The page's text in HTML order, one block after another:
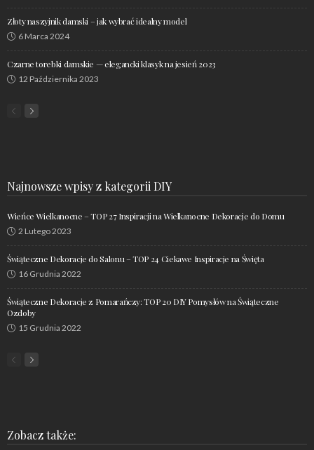
Złoty naszyjnik damski – jak wybrać idealny model
6 Marca 2024
Czarne torebki damskie — elegancki klasyk na jesień 2023
12 Października 2023
Najnowsze wpisy z kategorii DIY
Wieńce Wielkanocne – TOP 27 Inspiracji na Wielkanocne Dekoracje do Domu
2 Lutego 2023
Świąteczne Dekoracje do Salonu – TOP 24 Ciekawe Inspiracje na Święta
16 Grudnia 2022
Świąteczne Dekoracje z Pomarańczy: TOP 20 DIY Pomysłów na Świąteczne
Ozdoby
15 Grudnia 2022
Zobacz także: